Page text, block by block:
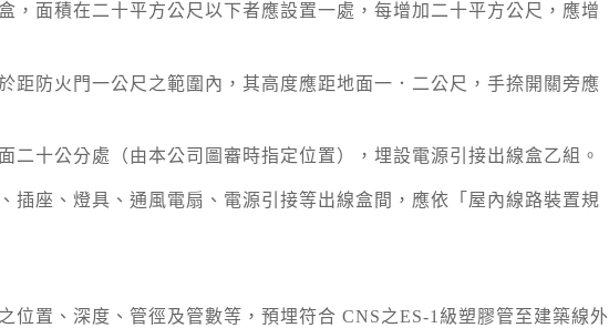
，面積在二十平方公尺以下者應設置一處，每增加二十平方公尺，應增
距防火門一公尺之範圍內，其高度應距地面一．二公尺，手捺開關旁應
二十公分處（由本公司圖審時指定位置），埋設電源引接出線盒乙組。
插座、燈具、通風電扇、電源引接等出線盒間，應依「屋內線路裝置規
位置、深度、管徑及管數等，預埋符合 CNS之ES-1級塑膠管至建築線外